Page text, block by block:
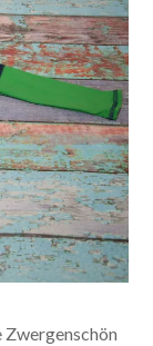
Zwergenschön